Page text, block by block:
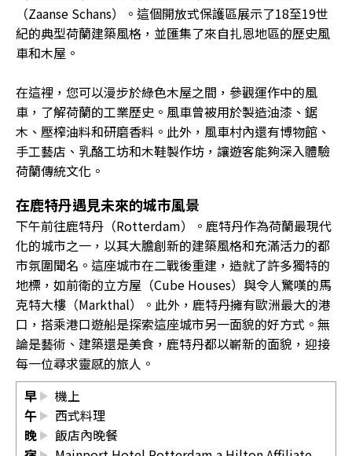
（Zaanse Schans）。這個開放式保護區展示了18至19世
紀的典型荷蘭建築風格，並匯集了來自扎恩地區的歷史風
車和木屋。
在這裡，您可以漫步於綠色木屋之間，參觀運作中的風
車，了解荷蘭的工業歷史。風車曾被用於製造油漆、鋸
木、壓榨油料和研磨香料。此外，風車村內還有博物館、
手工藝店、乳酪工坊和木鞋製作坊，讓遊客能夠深入體驗
荷蘭傳統文化。
在鹿特丹遇見未來的城市風景
下午前往鹿特丹（Rotterdam）。鹿特丹作為荷蘭最現代
化的城市之一，以其大膽創新的建築風格和充滿活力的都
市氛圍聞名。這座城市在二戰後重建，造就了許多獨特的
地標，如前衛的立方屋（Cube Houses）與令人驚嘆的馬
克特大樓（Markthal）。此外，鹿特丹擁有歐洲最大的港
口，搭乘港口遊船是探索這座城市另一面貌的好方式。無
論是藝術、建築還是美食，鹿特丹都以嶄新的面貌，迎接
每一位尋求靈感的旅人。
早
機上
午
西式料理
晚
飯店內晚餐